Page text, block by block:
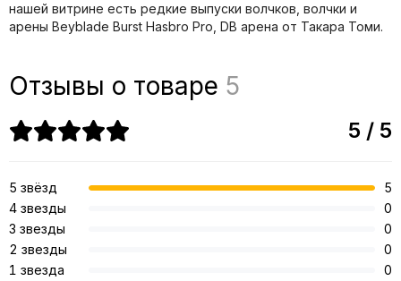
нашей витрине есть редкие выпуски волчков, волчки и
арены Beyblade Burst Hasbro Pro, DB арена от Такара Томи.
Отзывы о товаре 5
5 / 5
5 звёзд
5
4 звезды
0
3 звезды
0
2 звезды
0
1 звезда
0